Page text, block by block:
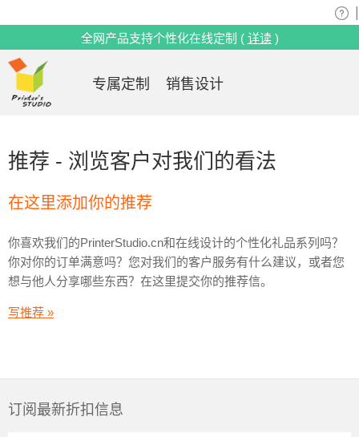
推荐 - 浏览客户对我们的看法
在这里添加你的推荐
你喜欢我们的PrinterStudio.cn和在线设计的个性化礼品系列吗？
你对你的订单满意吗？您对我们的客户服务有什么建议，或者您
想与他人分享哪些东西？在这里提交你的推荐信。
写推荐 »
订阅最新折扣信息
全网产品支持个性化在线定制 ( 详读)
专属定制 销售设计